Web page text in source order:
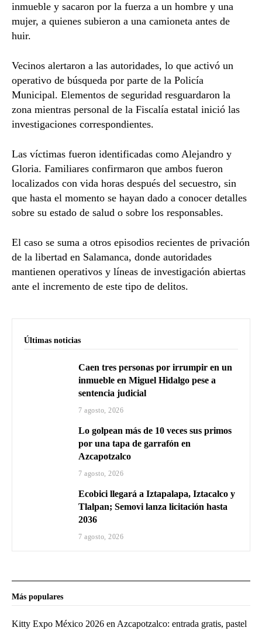
inmueble y sacaron por la fuerza a un hombre y una
mujer, a quienes subieron a una camioneta antes de
huir.
Vecinos alertaron a las autoridades, lo que activó un
operativo de búsqueda por parte de la Policía
Municipal. Elementos de seguridad resguardaron la
zona mientras personal de la Fiscalía estatal inició las
investigaciones correspondientes.
Las víctimas fueron identificadas como Alejandro y
Gloria. Familiares confirmaron que ambos fueron
localizados con vida horas después del secuestro, sin
que hasta el momento se hayan dado a conocer detalles
sobre su estado de salud o sobre los responsables.
El caso se suma a otros episodios recientes de privación
de la libertad en Salamanca, donde autoridades
mantienen operativos y líneas de investigación abiertas
ante el incremento de este tipo de delitos.
Últimas noticias
Caen tres personas por irrumpir en un
inmueble en Miguel Hidalgo pese a
sentencia judicial
7 agosto, 2026
Lo golpean más de 10 veces sus primos
por una tapa de garrafón en
Azcapotzalco
7 agosto, 2026
Ecobici llegará a Iztapalapa, Iztacalco y
Tlalpan; Semovi lanza licitación hasta
2036
7 agosto, 2026
Más populares
Kitty Expo México 2026 en Azcapotzalco: entrada gratis, pastel